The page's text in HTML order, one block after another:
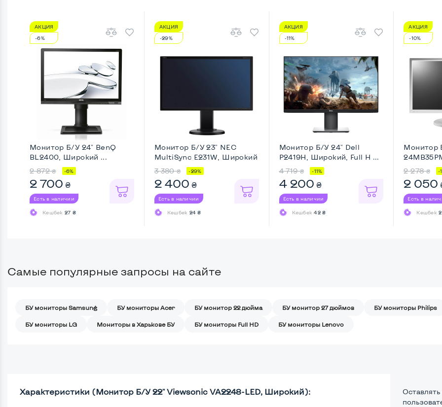
АКЦИЯ
-6%
Монитор Б/У 24" BenQ
BL2400, Широкий ...
2 872 ₴ -6%
2 700 ₴
Есть в наличии
Кешбек 27 ₴
АКЦИЯ
-29%
Монитор Б/У 23" NEC
MultiSync E231W, Широкий
...
3 380 ₴ -29%
2 400 ₴
Есть в наличии
Кешбек 24 ₴
АКЦИЯ
-11%
Монитор Б/У 24" Dell
P2419H, Широкий, Full H ...
4 719 ₴ -11%
4 200 ₴
Есть в наличии
Кешбек42 ₴
АКЦИЯ
-10%
Монитор
Full ...
2 278 ₴ -
2 050
Есть в
Кешбек
Самые популярные запросы на сайте
БУ мониторы Samsung БУ мониторы Acer БУ монитор 22 дюйма БУ монитор 27 дюймов БУ мониторы Philips
БУ мониторы LG Мониторы в Харькове БУ БУ мониторы Full HD БУ мониторы Lenovo
Характеристики (Монитор Б/У 22" Viewsonic VA2248-LED, Широкий):